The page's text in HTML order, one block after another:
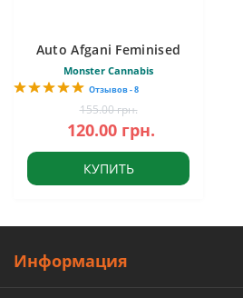
Auto Afgani Feminised
Monster Cannabis
Отзывов - 8
155.00 грн.
120.00 грн.
КУПИТЬ
Информация